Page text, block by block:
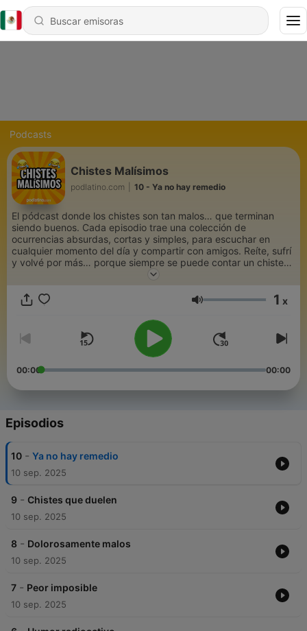
Podcasts
Chistes Malísimos
podlatino.com 10 - Ya no hay remedio
El pódcast donde los chistes son tan malos… que terminan
siendo buenos. Cada episodio trae una colección de
ocurrencias absurdas, cortas y simples, para escuchar en
cualquier momento del día y compartir con amigos. Reíte, sufrí
y volvé por más… porque siempre se puede contar un chiste
Volumen 1 x
00:00 00:00
Episodios
10 - Ya no hay remedio
10 sep. 2025
9 - Chistes que duelen
10 sep. 2025
8 - Dolorosamente malos
10 sep. 2025
7 - Peor imposible
10 sep. 2025